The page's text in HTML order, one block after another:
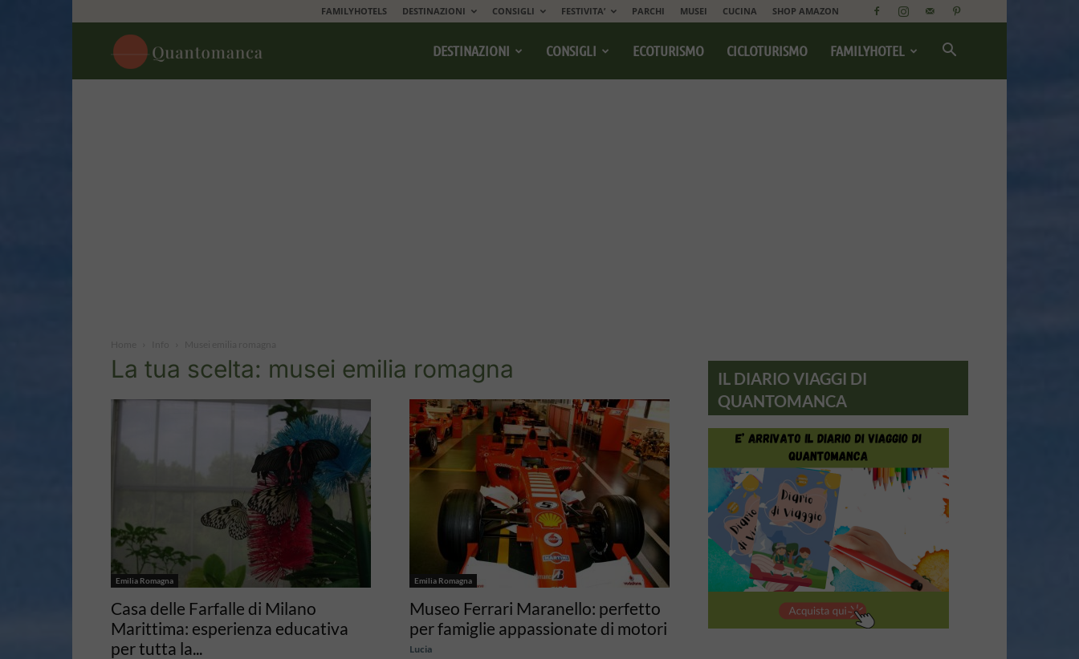
FAMILYHOTELS DESTINAZIONI CONSIGLI FESTIVITA’ PARCHI MUSEI CUCINA SHOP AMAZON
DESTINAZIONI CONSIGLI ECOTURISMO CICLOTURISMO FAMILYHOTEL
La tua scelta: musei emilia romagna
Emilia Romagna
Casa delle Farfalle di Milano
Marittima: esperienza educativa
per tutta la...
Emilia Romagna
Museo Ferrari Maranello: perfetto
per famiglie appassionate di motori
Lucia
IL DIARIO VIAGGI DI
QUANTOMANCA